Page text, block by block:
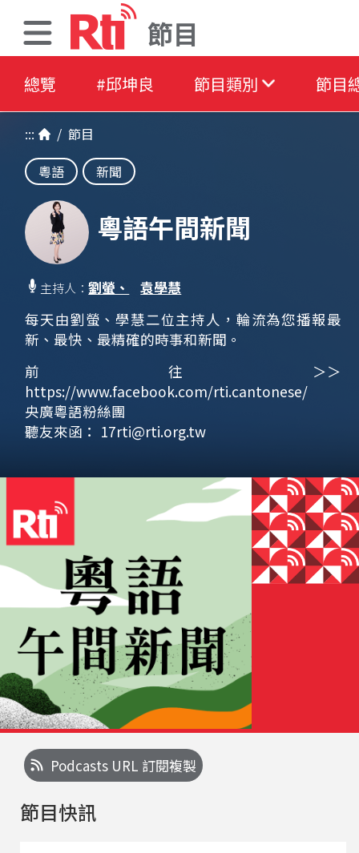
節目
總覽 #邱坤良 節目類別 節目
::: / 節目
粵語
新聞
粵語午間新聞
主持人：劉螢、
袁學慧
每天由劉螢、學慧二位主持人，輪流為您播報最
新、最快、最精確的時事和新聞。
前往＞＞
https://www.facebook.com/rti.cantonese/
央廣粵語粉絲團
聽友來函： 17rti@rti.org.tw
Podcasts URL 訂閱複製
節目快訊